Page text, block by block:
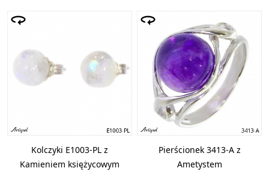
Kolczyki E1003-PL z
Kamieniem księżycowym
Pierścionek 3413-A z
Ametystem